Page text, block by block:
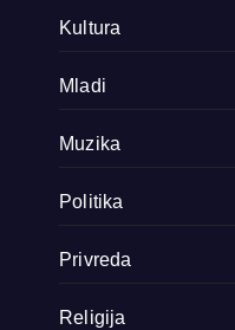
Kultura
Mladi
Muzika
Politika
Privreda
Religija